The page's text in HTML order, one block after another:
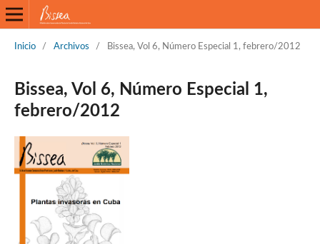
Inicio / Archivos / Bissea, Vol 6, Número Especial 1, febrero/2012
Bissea, Vol 6, Número Especial 1,
febrero/2012